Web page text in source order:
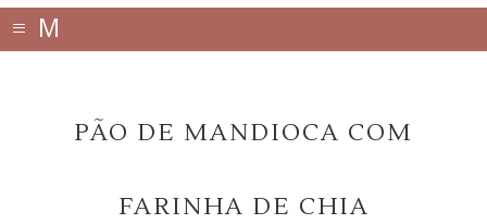
≡ M
PÃO DE MANDIOCA COM
FARINHA DE CHIA